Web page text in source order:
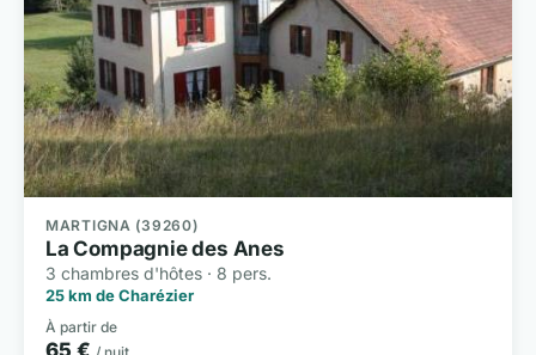
MARTIGNA (39260)
La Compagnie des Anes
3 chambres d'hôtes · 8 pers.
25 km de Charézier
À partir de
65 €